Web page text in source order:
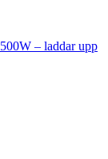
– laddar upp